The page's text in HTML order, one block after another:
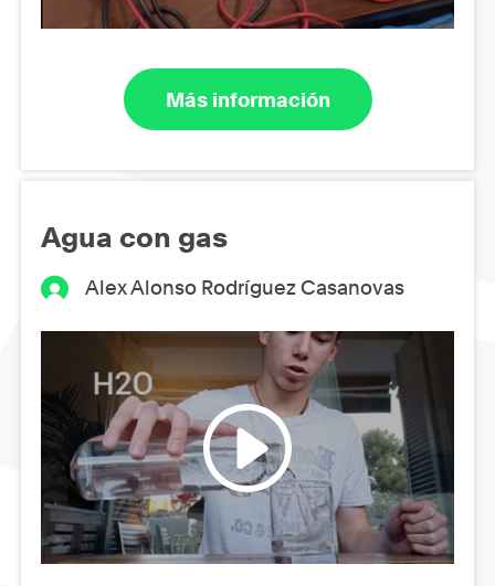
Más información
Agua con gas
Alex Alonso Rodríguez Casanovas